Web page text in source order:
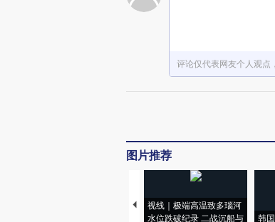
评论仅代表网友个人观点
图片推荐
视线｜极端高温致多瑙河
水位跌破纪录 二战沉船与
韩